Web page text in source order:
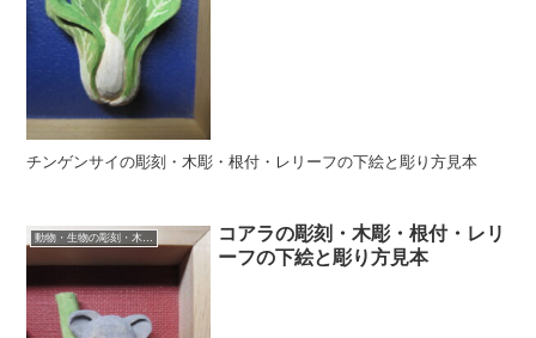
チンゲンサイの彫刻・木彫・根付・レリーフの下絵と彫り方見本
コアラの彫刻・木彫・根付・レリ
ーフの下絵と彫り方見本